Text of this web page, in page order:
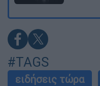
#TAGS
ειδήσεις τώρα